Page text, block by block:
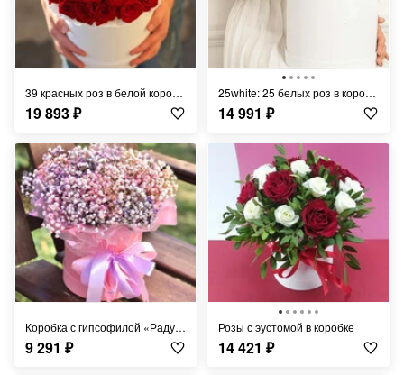
39 красных роз в белой коробке
19 893₽
25white: 25 белых роз в коробке
14 991 ₽
Коробка с гипсофилой «Радужная»
9 291 ₽
Розы с эустомой в коробке
14 421 ₽